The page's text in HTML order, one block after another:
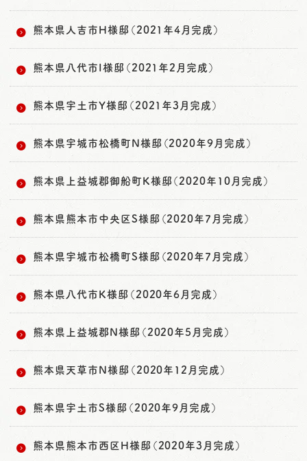
熊本県人吉市H様邸（2021年4月完成）
熊本県八代市I様邸（2021年2月完成）
熊本県宇土市Y様邸（2021年3月完成）
熊本県宇城市松橋町N様邸（2020年9月完成）
熊本県上益城郡御船町K様邸（2020年10月完成）
熊本県熊本市中央区S様邸（2020年7月完成）
熊本県宇城市松橋町S様邸（2020年7月完成）
熊本県八代市K様邸（2020年6月完成）
熊本県上益城郡N様邸（2020年5月完成）
熊本県天草市N様邸（2020年12月完成）
熊本県宇土市S様邸（2020年9月完成）
熊本県熊本市西区H様邸（2020年3月完成）